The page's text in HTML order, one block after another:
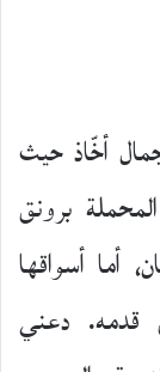
أخّاذ حيث
برونق
أما أسواقها
قدمه. دعني